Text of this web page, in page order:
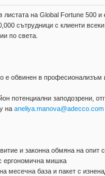
на Global Fortune 500
сътрудници с клиенти
по света.
е обвинен в
потенциални заподозрени,
на aneliya.manova@adecco.com
и законна обмяна на опит
ергономична мишка
месечна база и пакет с